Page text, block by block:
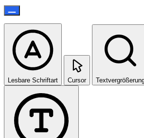
Lesbare Schriftart Cursor